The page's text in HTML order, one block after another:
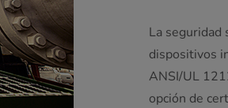
La
dispositivos
ANSI/UL
opción de